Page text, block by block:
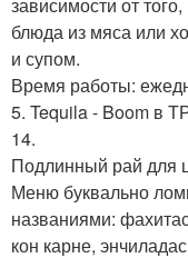
зависимости от
блюда из мяса или
и супом.
Время работы:
5. Tequila - Boom в
14.
Подлинный рай для
Меню буквально
названиями:
кон карне,